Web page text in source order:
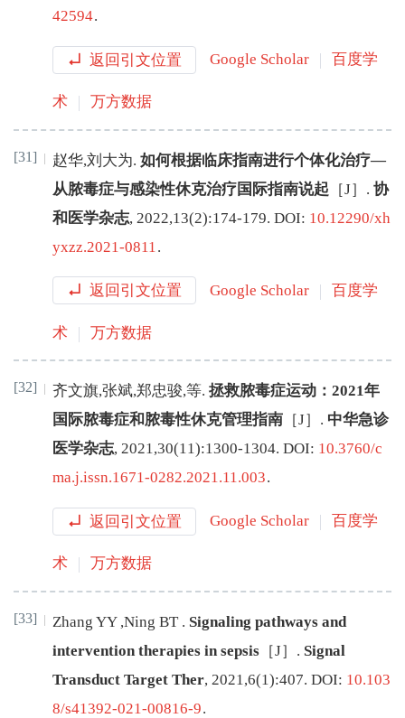
42594.
返回引文位置 Google Scholar 百度学
术 万方数据
[31] 赵华,刘大为. 如何根据临床指南进行个体化治疗—
从脓毒症与感染性休克治疗国际指南说起 ［J］. 协
和医学杂志, 2022,13(2):174-179. DOI: 10.12290/xh
yxzz.2021-0811.
返回引文位置 Google Scholar 百度学
术 万方数据
[32] 齐文旗,张斌,郑忠骏,等. 拯救脓毒症运动：2021年
国际脓毒症和脓毒性休克管理指南 ［J］. 中华急诊
医学杂志, 2021,30(11):1300-1304. DOI: 10.3760/c
ma.j.issn.1671-0282.2021.11.003.
返回引文位置 Google Scholar 百度学
术 万方数据
[33] Zhang YY ,Ning BT . Signaling pathways and
intervention therapies in sepsis ［J］. Signal
Transduct Target Ther, 2021,6(1):407. DOI: 10.103
8/s41392-021-00816-9.